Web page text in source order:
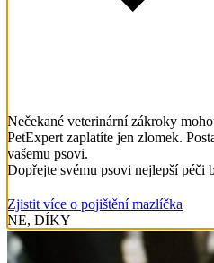
Nečekané veterinární zákroky
PetExpert zaplatíte jen zlomek.
vašemu psovi.
Dopřejte svému psovi nejlepší péči
Zjistit více o pojištění mazlíčka
NE, DÍKY